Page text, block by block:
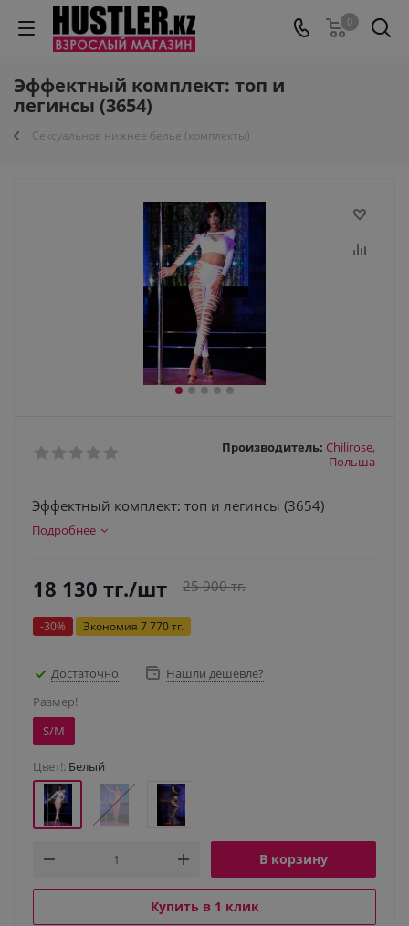
0
Эффектный комплект: топ и
легинсы (3654)
Сексуальное нижнее белье (комплекты)
Производитель: Chilirose,
Польша
Эффектный комплект: топ и легинсы (3654)
Подробнее
18 130 тг./шт 25 900тг.
-30% Экономия 7 770тг.
Достаточно
Нашли дешевле?
Размер!
S/M
Цвет!: Белый
В корзину
Купить в 1 клик